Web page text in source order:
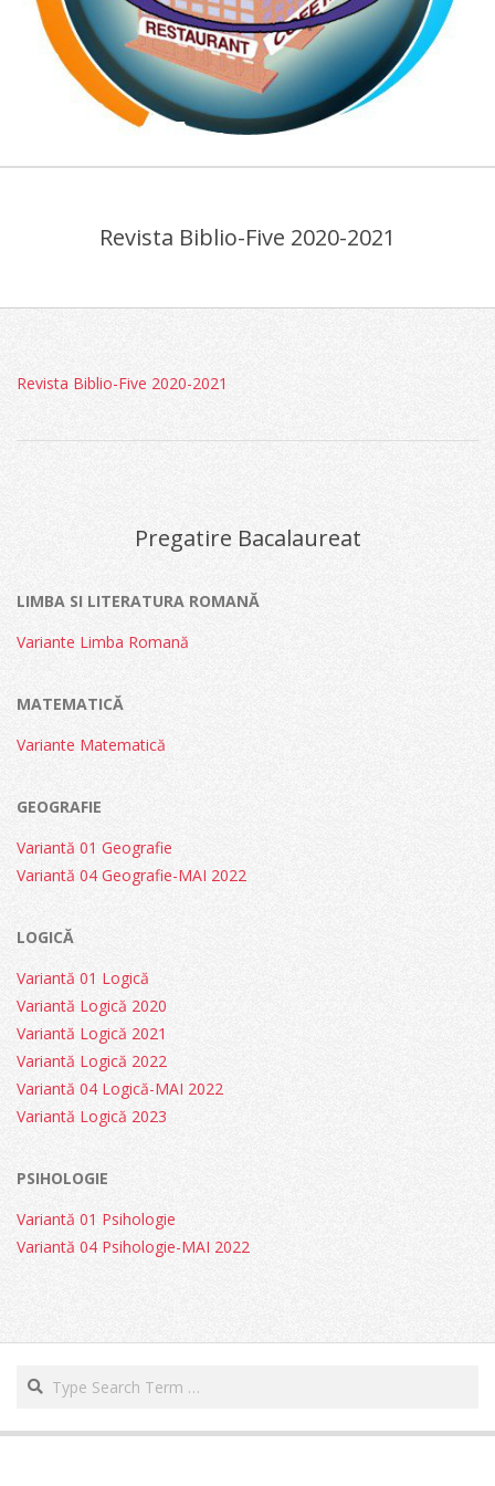
COLEGIUL
"VIILOR"
Revista Biblio-Five 2020-2021
Revista Biblio-Five 2020-2021
Pregatire Bacalaureat
LIMBA SI LITERATURA ROMANĂ
Variante Limba Romană
MATEMATICĂ
Variante Matematică
GEOGRAFIE
Variantă 01 Geografie
Variantă 04 Geografie-MAI 2022
LOGICĂ
Variantă 01 Logică
Variantă Logică 2020
Variantă Logică 2021
Variantă Logică 2022
Variantă 04 Logică-MAI 2022
Variantă Logică 2023
PSIHOLOGIE
Variantă 01 Psihologie
Variantă 04 Psihologie-MAI 2022